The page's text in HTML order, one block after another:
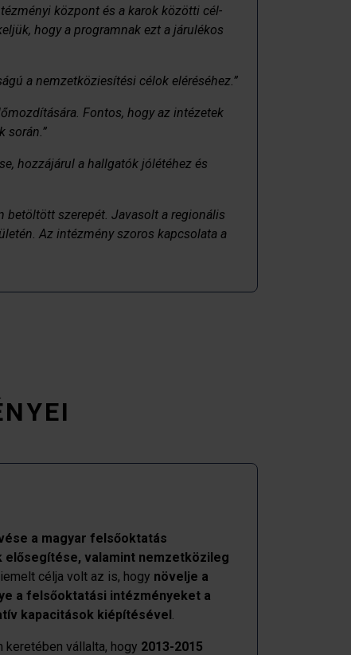
központ és a karok közötti cél-
hogy a programnak ezt a járulékos
a nemzetköziesítési célok eléréséhez.”
Fontos, hogy az intézetek
során.”
hozzájárul a hallgatók jólétéhez és
betöltött szerepét. Javasolt a regionális
Az intézmény szoros kapcsolata a
a magyar felsőoktatás
valamint nemzetközileg
célja volt az is, hogy növelje a
a felsőoktatási intézményeket a
kapacitások kiépítésével.
keretében vállalta, hogy 2013-2015